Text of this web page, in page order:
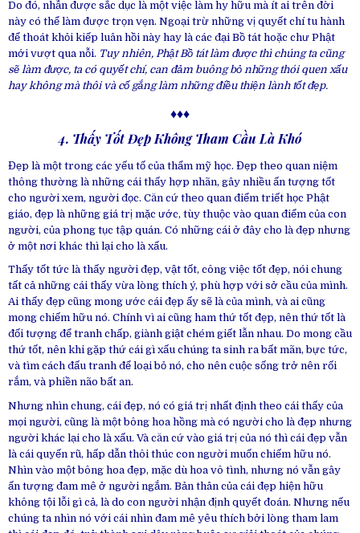
Do đó, nhẫn được sắc dục là một việc làm hy hữu mà ít ai trên đời
này có thể làm được trọn vẹn. Ngoại trừ những vị quyết chí tu hành
để thoát khỏi kiếp luân hồi này hay là các đại Bồ tát hoặc chư Phật
mới vượt qua nỗi. Tuy nhiên, Phật Bồ tát làm được thì chúng ta cũng
sẽ làm được, ta có quyết chí, can đảm buông bỏ những thói quen xấu
hay không mà thôi và cố gắng làm những điều thiện lành tốt đẹp.
♦♦♦
4. Thấy Tốt Đẹp Không Tham Cầu Là Khó
Đẹp là một trong các yếu tố của thẩm mỹ học. Đẹp theo quan niệm
thông thường là những cái thấy hợp nhãn, gây nhiều ấn tượng tốt
cho người xem, người đọc. Căn cứ theo quan điểm triết học Phật
giáo, đẹp là những giá trị mặc ước, tùy thuộc vào quan điểm của con
người, của phong tục tập quán. Có những cái ở đây cho là đẹp nhưng
ở một nơi khác thì lại cho là xấu.
Thấy tốt tức là thấy người đẹp, vật tốt, công việc tốt đẹp, nói chung
tất cả những cái thấy vừa lòng thích ý, phù hợp với sở cầu của mình.
Ai thấy đẹp cũng mong ước cái đẹp ấy sẽ là của mình, và ai cũng
mong chiếm hữu nó. Chính vì ai cũng ham thứ tốt đẹp, nên thứ tốt là
đối tượng để tranh chấp, giành giật chém giết lẫn nhau. Do mong cầu
thứ tốt, nên khi gặp thứ cái gì xấu chúng ta sinh ra bất mãn, bực tức,
và tìm cách đấu tranh để loại bỏ nó, cho nên cuộc sống trở nên rối
rắm, và phiền não bất an.
Nhưng nhìn chung, cái đẹp, nó có giá trị nhất định theo cái thấy của
mọi người, cũng là một bông hoa hồng mà có người cho là đẹp nhưng
người khác lại cho là xấu. Và căn cứ vào giá trị của nó thì cái đẹp vẫn
là cái quyến rũ, hấp dẫn thôi thúc con người muốn chiếm hữu nó.
Nhìn vào một bông hoa đẹp, mặc dù hoa vô tình, nhưng nó vẫn gây
ấn tượng đam mê ở người ngắm. Bản thân của cái đẹp hiện hữu
không tội lỗi gì cả, là do con người nhận định quyết đoán. Nhưng nếu
chúng ta nhìn nó với cái nhìn đam mê yêu thích bởi lòng tham lam